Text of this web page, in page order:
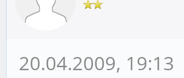
20.04.2009, 19:13